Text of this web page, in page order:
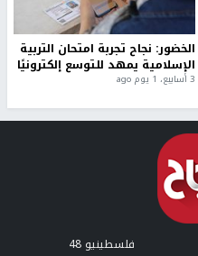
الخضور: نجاح تجربة امتحان التربية
الإسلامية يمهد للتوسع إلكترونيًا
3 أسابيع، 1 يوم ago
فلسطينيو 48